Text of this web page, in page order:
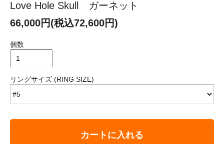
Love Hole Skull ガーネット
66,000円(税込72,600円)
個数
リングサイズ (RING SIZE)
カートに入れる